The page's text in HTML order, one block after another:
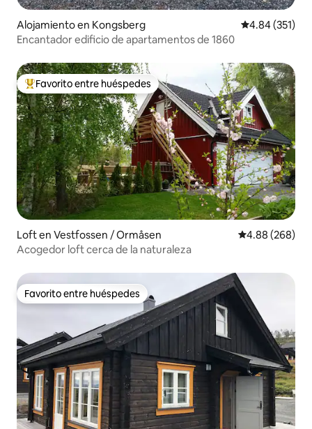
Alojamiento en Kongsberg Calificación
4.84 (351)
Encantador edificio de apartamentos de 1860
Favorito entre huéspedes preferido
Favorito entre huéspedes
Loft en Vestfossen / Ormåsen Calificación
4.88 (268)
Acogedor loft cerca de la naturaleza
Favorito entre huéspedes
Favorito entre huéspedes